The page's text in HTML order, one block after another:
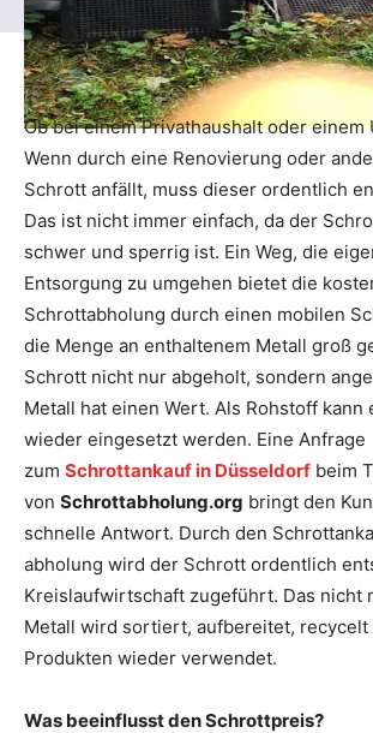
Ob bei einem Privathaushalt oder einem
Wenn durch eine Renovierung oder
Schrott anfällt, muss dieser ordentlich
Das ist nicht immer einfach, da der
schwer und sperrig ist. Ein Weg, die
Entsorgung zu umgehen bietet die
Schrottabholung durch einen mobilen
die Menge an enthaltenem Metall groß
Schrott nicht nur abgeholt, sondern
Metall hat einen Wert. Als Rohstoff kann
wieder eingesetzt werden. Eine Anfrage
zum Schrottankauf in Düsseldorf beim
von Schrottabholung.org bringt den
schnelle Antwort. Durch den
abholung wird der Schrott ordentlich
Kreislaufwirtschaft zugeführt. Das nicht
Metall wird sortiert, aufbereitet, recycelt
Produkten wieder verwendet.
Was beeinflusst den Schrottpreis?